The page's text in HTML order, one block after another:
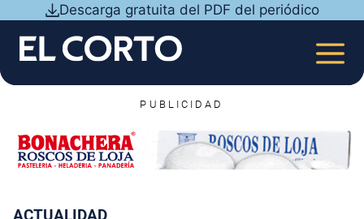
contenido
Descarga gratuita del PDF del periódico
PUBLICIDAD
ACTUALIDAD